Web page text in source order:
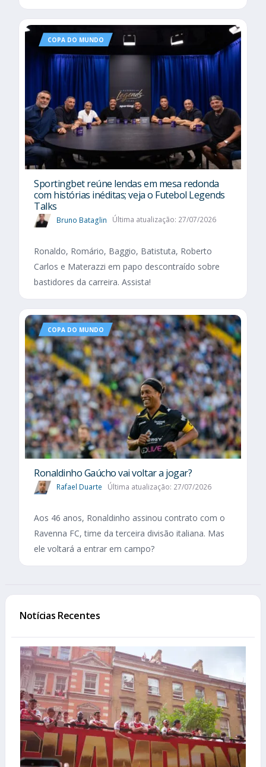
COPA DO MUNDO
Sportingbet reúne lendas em mesa redonda
com histórias inéditas; veja o Futebol Legends
Talks
Bruno Bataglin Última atualização: 27/07/2026
Ronaldo, Romário, Baggio, Batistuta, Roberto
Carlos e Materazzi em papo descontraído sobre
bastidores da carreira. Assista!
COPA DO MUNDO
Ronaldinho Gaúcho vai voltar a jogar?
Rafael Duarte Última atualização: 27/07/2026
Aos 46 anos, Ronaldinho assinou contrato com o
Ravenna FC, time da terceira divisão italiana. Mas
ele voltará a entrar em campo?
Notícias Recentes